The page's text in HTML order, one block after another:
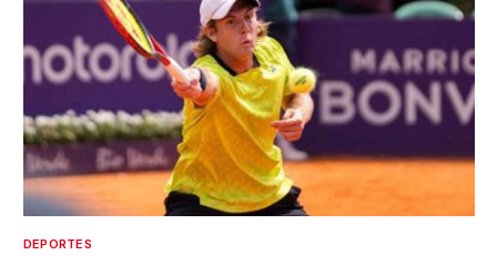
DEPORTES